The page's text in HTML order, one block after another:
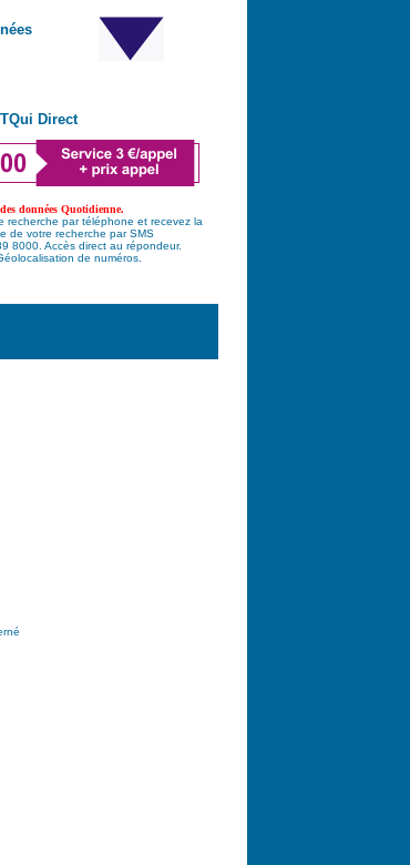
Direct
données Quotidienne.
recherche par téléphone et recevez la
de votre recherche par SMS
8000. Accès direct au répondeur.
de numéros.